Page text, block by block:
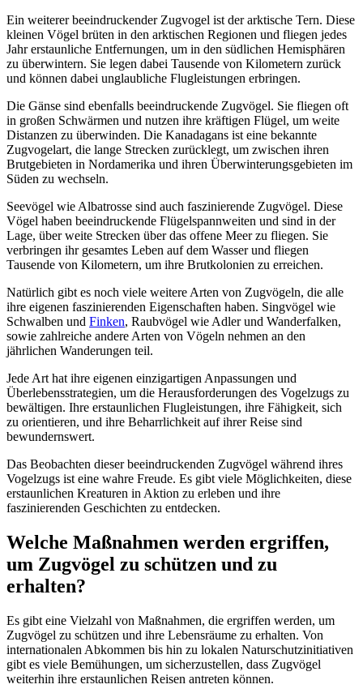
Ein weiterer beeindruckender Zugvogel ist der arktische Tern. Diese
kleinen Vögel brüten in den arktischen Regionen und fliegen jedes
Jahr erstaunliche Entfernungen, um in den südlichen Hemisphären
zu überwintern. Sie legen dabei Tausende von Kilometern zurück
und können dabei unglaubliche Flugleistungen erbringen.
Die Gänse sind ebenfalls beeindruckende Zugvögel. Sie fliegen oft
in großen Schwärmen und nutzen ihre kräftigen Flügel, um weite
Distanzen zu überwinden. Die Kanadagans ist eine bekannte
Zugvogelart, die lange Strecken zurücklegt, um zwischen ihren
Brutgebieten in Nordamerika und ihren Überwinterungsgebieten im
Süden zu wechseln.
Seevögel wie Albatrosse sind auch faszinierende Zugvögel. Diese
Vögel haben beeindruckende Flügelspannweiten und sind in der
Lage, über weite Strecken über das offene Meer zu fliegen. Sie
verbringen ihr gesamtes Leben auf dem Wasser und fliegen
Tausende von Kilometern, um ihre Brutkolonien zu erreichen.
Natürlich gibt es noch viele weitere Arten von Zugvögeln, die alle
ihre eigenen faszinierenden Eigenschaften haben. Singvögel wie
Schwalben und Finken, Raubvögel wie Adler und Wanderfalken,
sowie zahlreiche andere Arten von Vögeln nehmen an den
jährlichen Wanderungen teil.
Jede Art hat ihre eigenen einzigartigen Anpassungen und
Überlebensstrategien, um die Herausforderungen des Vogelzugs zu
bewältigen. Ihre erstaunlichen Flugleistungen, ihre Fähigkeit, sich
zu orientieren, und ihre Beharrlichkeit auf ihrer Reise sind
bewundernswert.
Das Beobachten dieser beeindruckenden Zugvögel während ihres
Vogelzugs ist eine wahre Freude. Es gibt viele Möglichkeiten, diese
erstaunlichen Kreaturen in Aktion zu erleben und ihre
faszinierenden Geschichten zu entdecken.
Welche Maßnahmen werden ergriffen,
um Zugvögel zu schützen und zu
erhalten?
Es gibt eine Vielzahl von Maßnahmen, die ergriffen werden, um
Zugvögel zu schützen und ihre Lebensräume zu erhalten. Von
internationalen Abkommen bis hin zu lokalen Naturschutzinitiativen
gibt es viele Bemühungen, um sicherzustellen, dass Zugvögel
weiterhin ihre erstaunlichen Reisen antreten können.